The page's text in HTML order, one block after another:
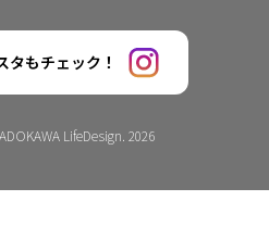
タもチェック！
LifeDesign. 2026